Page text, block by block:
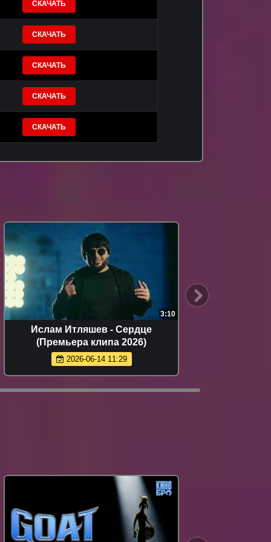
СКАЧАТЬ
СКАЧАТЬ
СКАЧАТЬ
СКАЧАТЬ
СКАЧАТЬ
3:10
Ислам Итляшев - Сердце
(Премьера клипа 2026)
2026-06-14 11:29